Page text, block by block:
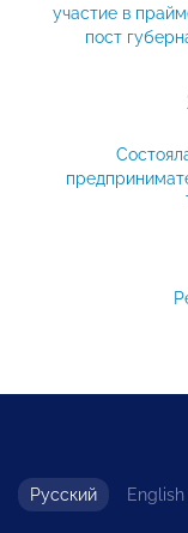
участие в
пост
Русский English